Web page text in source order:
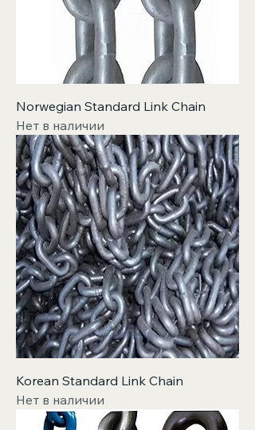
Norwegian Standard Link Chain
Нет в наличии
Korean Standard Link Chain
Нет в наличии